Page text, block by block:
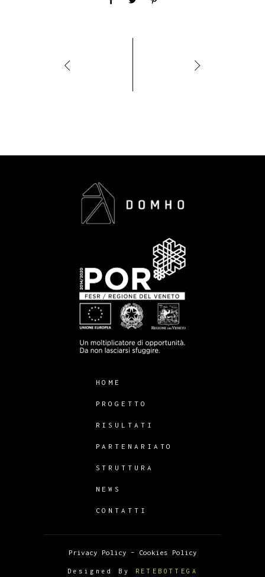
HOME
PROGETTO
RISULTATI
PARTENARIATO
STRUTTURA
NEWS
CONTATTI
Privacy Policy – Cookies Policy
Designed By RETEBOTTEGA